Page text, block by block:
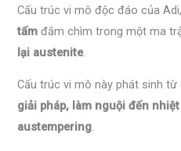
Cấu trúc vi mô độc đáo của
tấm đắm chìm trong một ma
lại austenite.
Cấu trúc vi mô này phát sinh
giải pháp, làm nguội đến
austempering.